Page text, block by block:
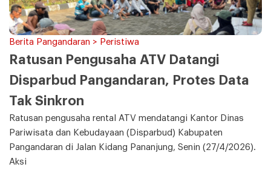
Berita Pangandaran > Peristiwa
Ratusan Pengusaha ATV Datangi
Disparbud Pangandaran, Protes Data
Tak Sinkron
Ratusan pengusaha rental ATV mendatangi Kantor Dinas
Pariwisata dan Kebudayaan (Disparbud) Kabupaten
Pangandaran di Jalan Kidang Pananjung, Senin (27/4/2026).
Aksi